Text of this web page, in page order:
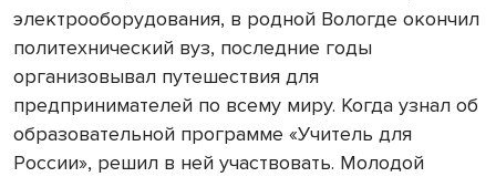
электрооборудования, в родной Вологде окончил
политехнический вуз, последние годы
организовывал путешествия для
предпринимателей по всему миру. Когда узнал об
образовательной программе «Учитель для
России», решил в ней участвовать. Молодой